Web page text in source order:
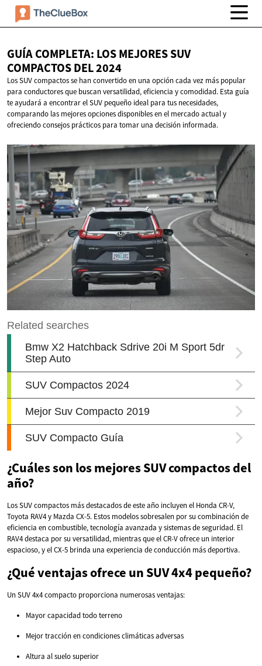
GUÍA COMPLETA: LOS MEJORES SUV
COMPACTOSDEL 2024
Los SUV compactos se han convertido en una opción cada vez más popular
para conductores que buscan versatilidad, eficiencia y comodidad. Esta guía
te ayudará a encontrar el SUV pequeño ideal para tus necesidades,
comparando las mejores opciones disponibles en el mercado actual y
ofreciendo consejos prácticos para tomar una decisión informada.
¿Cuáles son los mejores SUV compactos del
año?
Los SUV compactos más destacados de este año incluyen el Honda CR-V,
Toyota RAV4 y Mazda CX-5. Estos modelos sobresalen por su combinación de
eficiencia en combustible, tecnología avanzada y sistemas de seguridad. El
RAV4 destaca por su versatilidad, mientras que el CR-V ofrece un interior
espacioso, y el CX-5 brinda una experiencia de conducción más deportiva.
¿Qué ventajas ofrece un SUV 4x4 pequeño?
Un SUV 4x4 compacto proporciona numerosas ventajas:
Mayor capacidad todo terreno
Mejor tracción en condiciones climáticas adversas
Altura al suelo superior